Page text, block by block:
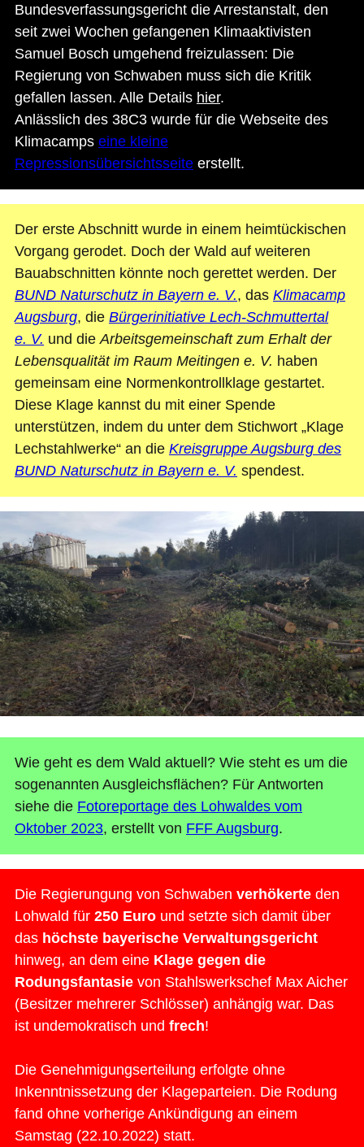
Bundesverfassungsgericht die Arrestanstalt, den
seit zwei Wochen gefangenen Klimaaktivisten
Samuel Bosch umgehend freizulassen: Die
Regierung von Schwaben muss sich die Kritik
gefallen lassen. Alle Details hier.
Anlässlich des 38C3 wurde für die Webseite des
Klimacamps eine kleine
Repressionsübersichtsseite erstellt.
Der erste Abschnitt wurde in einem heimtückischen
Vorgang gerodet. Doch der Wald auf weiteren
Bauabschnitten könnte noch gerettet werden. Der
BUND Naturschutz in Bayern e. V., das Klimacamp
Augsburg, die Bürgerinitiative Lech-Schmuttertal
e. V. und die Arbeitsgemeinschaft zum Erhalt der
Lebensqualität im Raum Meitingen e. V. haben
gemeinsam eine Normenkontrollklage gestartet.
Diese Klage kannst du mit einer Spende
unterstützen, indem du unter dem Stichwort „Klage
Lechstahlwerke“ an die Kreisgruppe Augsburg des
BUND Naturschutz in Bayern e. V. spendest.
Wie geht es dem Wald aktuell? Wie steht es um die
sogenannten Ausgleichsflächen? Für Antworten
siehe die Fotoreportage des Lohwaldes vom
Oktober 2023, erstellt von FFF Augsburg.
Die Regierungung von Schwaben verhökerte den
Lohwald für 250 Euro und setzte sich damit über
das höchste bayerische Verwaltungsgericht
hinweg, an dem eine Klage gegen die
Rodungsfantasie von Stahlswerkschef Max Aicher
(Besitzer mehrerer Schlösser) anhängig war. Das
ist undemokratisch und frech!
Die Genehmigungserteilung erfolgte ohne
Inkenntnissetzung der Klageparteien. Die Rodung
fand ohne vorherige Ankündigung an einem
Samstag (22.10.2022) statt.